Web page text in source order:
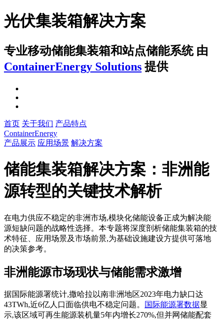
光伏集装箱解决方案
专业移动储能集装箱和站点储能系统 由
ContainerEnergy Solutions 提供
首页 关于我们 产品特点
ContainerEnergy
产品展示 应用场景 解决方案
储能集装箱解决方案：非洲能
源转型的关键技术解析
在电力供应不稳定的非洲市场,模块化储能设备正成为解决能
源短缺问题的战略性选择。本专题将深度剖析储能集装箱的技
术特征、应用场景及市场前景,为基础设施建设方提供可落地
的决策参考。
非洲能源市场现状与储能需求激增
据国际能源署统计,撒哈拉以南非洲地区2023年电力缺口达
43TWh,近6亿人口面临供电不稳定问题。
国际能源署数据显
示,该区域可再生能源装机量5年内增长270%,但并网储能配套